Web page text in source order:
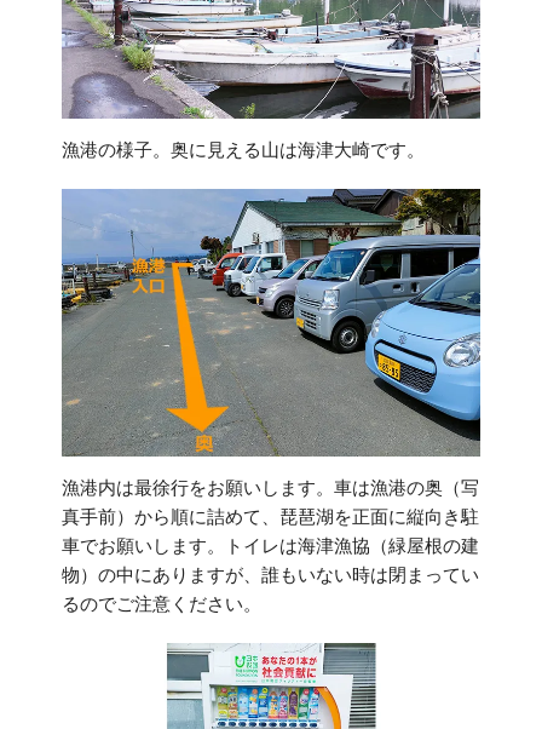
漁港の様子。奥に見える山は海津大崎です。
漁港内は最徐行をお願いします。車は漁港の奥（写
真手前）から順に詰めて、琵琶湖を正面に縦向き駐
車でお願いします。トイレは海津漁協（緑屋根の建
物）の中にありますが、誰もいない時は閉まってい
るのでご注意ください。